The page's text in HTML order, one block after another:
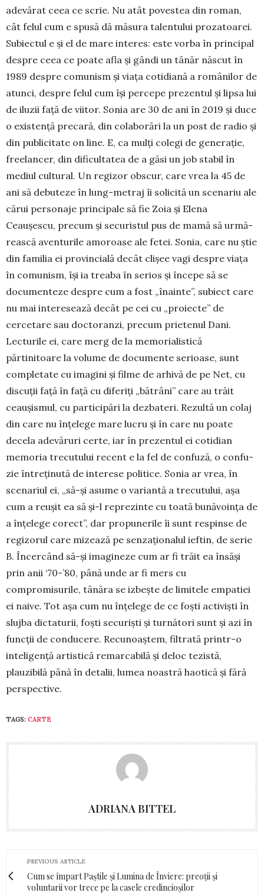
ade­vărat ceea ce scrie. Nu atât povestea din roman,
cât felul cum e spusă dă măsura talentului prozatoarei.
Subiectul e și el de mare interes: este vorba în prin­cipal
despre ceea ce poate afla și gândi un tânăr năs­cut în
1989 despre co­mu­nism și via­ța coti­diană a ro­mâ­nilor de
a­tunci, despre felul cum își per­cepe pre­zentul și lipsa lui
de iluzii față de viitor. Sonia are 30 de ani în 2019 și du­ce
o existență pre­cară, din co­laborări la un post de radio și
din publicitate on line. E, ca mulți colegi de generație,
free­lancer, din dificultatea de a găsi un job stabil în
mediul cultural. Un regizor obscur, care vrea la 45 de
ani să debuteze în lung-metraj îi solicită un scenariu ale
cărui personaje principale să fie Zoia și Elena
Ceaușescu, precum și secu­ristul pus de mamă să urmă­
rească aventurile amoroase ale fetei. Sonia, care nu știe
din fa­milia ei provincială decât clișee vagi despre viața
în comunism, își ia treaba în serios și începe să se
documenteze despre cum a fost „înainte”, subiect care
nu mai interesează decât pe cei cu „proiecte” de
cercetare sau doc­to­ranzi, precum prietenul Dani.
Lecturile ei, care merg de la me­morialistică
părtinitoare la vo­­lume de documente se­rioase, sunt
completate cu imagini și filme de arhivă de pe Net, cu
discuții față în față cu diferiți „bătrâni” care au trăit
ceaușismul, cu parti­cipări la dezbateri. Rezul­tă un colaj
din care nu înțe­le­ge mare lucru și în care nu poate
decela adevăruri certe, iar în prezentul ei cotidian
memoria trecutului recent e la fel de con­fuză, o con­fu­
zie întreținută de interese po­litice. Sonia ar vrea, în
scenariul ei, „să-și asume o va­riantă a tre­cu­tului, așa
cum a reușit ea să și-l reprezinte cu toa­tă bunăvoința de
a înțelege co­rect”, dar propu­nerile îi sunt res­pinse de
regizo­rul care mizează pe senzaționalul ieftin, de serie
B. Încercând să-și imagineze cum ar fi trăit ea însăși
prin anii ‘70-’80, până unde ar fi mers cu
compromisurile, tânăra se izbește de limitele empatiei
ei naive. Tot așa cum nu înțelege de ce foști activiști în
slujba dicta­turii, foști securiști și turnători sunt și azi în
funcții de condu­cere. Recunoaș­tem, filtrată prin­tr-o
inteligență artistică remar­cabilă și deloc tezistă,
plauzibilă până în detalii, lumea noastră haotică și fără
perspective.
TAGS: CARTE
ADRIANA BITTEL
PREVIOUS ARTICLE
Cum se împart Paștile și Lumina de Înviere: preoții și
voluntarii vor trece pe la casele credincioșilor